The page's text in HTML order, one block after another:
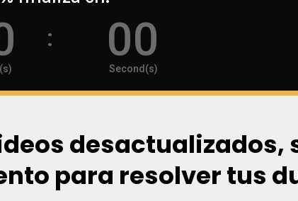
: 00
Second(s)
desactualizados,
para resolver tus